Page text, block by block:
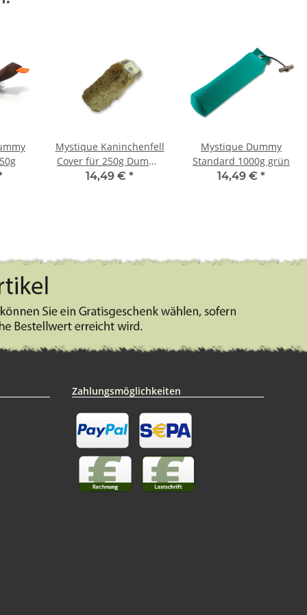
Mystique Kaninchenfell
Cover für 250g Dummy
Überzug
14,49 € *
Mystique Dummy
Standard 1000g grün
14,49 € *
Zahlungsmöglichkeiten